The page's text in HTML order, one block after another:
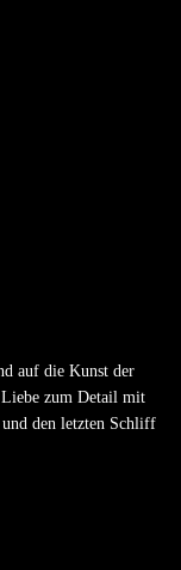
auf die Kunst der
zum Detail mit
den letzten Schliff